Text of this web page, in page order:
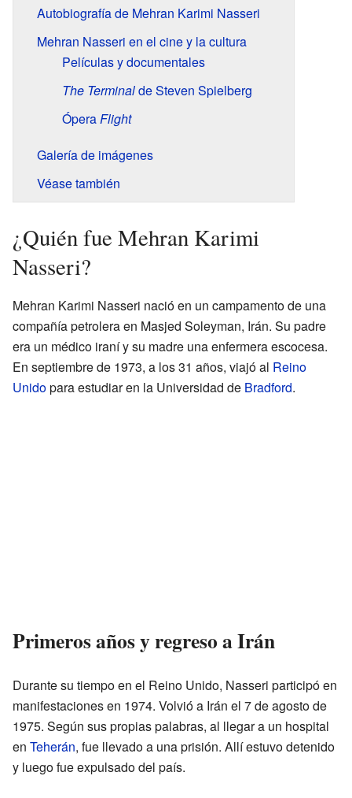
Autobiografía de Mehran Karimi Nasseri
Mehran Nasseri en el cine y la cultura
Películas y documentales
The Terminalde Steven Spielberg
ÓperaFlight
Galería de imágenes
Véase también
¿Quién fue Mehran Karimi
Nasseri?
Mehran Karimi Nasseri nació en un campamento de una
compañía petrolera en Masjed Soleyman, Irán. Su padre
era un médico iraní y su madre una enfermera escocesa.
En septiembre de 1973, a los 31 años, viajó al Reino
Unidopara estudiar en la Universidad de Bradford.
Primeros años y regreso a Irán
Durante su tiempo en el Reino Unido, Nasseri participó en
manifestaciones en 1974. Volvió a Irán el 7 de agosto de
1975. Según sus propias palabras, al llegar a un hospital
en Teherán, fue llevado a una prisión. Allí estuvo detenido
y luego fue expulsado del país.